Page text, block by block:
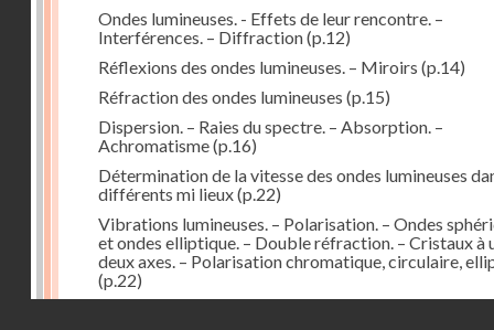
Ondes lumineuses. - Effets de leur rencontre. –
Interférences. – Diffraction(p.12)
Réflexions des ondes lumineuses. – Miroirs (p.14)
Réfraction des ondes lumineuses (p.15)
Dispersion. – Raies du spectre. – Absorption. –
Achromatisme(p.16)
Détermination de la vitesse des ondes lumineuses
différents mi lieux(p.22)
Vibrations lumineuses. – Polarisation. – Ondes
et ondes elliptique. – Double réfraction. – Cristaux à
deux axes. – Polarisation chromatique, circulaire,
(p.22)